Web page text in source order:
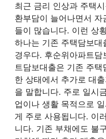
최근 금리 인상과 주택
환부담이 늘어나면서
들이 많습니다. 이런 상
하나는 기존 주택담보
경우다. 후순위아파트
트담보대출은 기존 주
한 상태에서 추가로 대
을 말합니다. 주로 일시
업이나 생활 목적으로
게 주로 사용됩니다. 이
니다. 기존 부채에도 불